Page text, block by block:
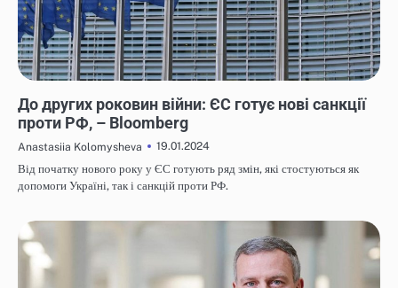
До других роковин війни: ЄС готує нові санкції
проти РФ, – Bloomberg
Anastasiia Kolomysheva
19.01.2024
Від початку нового року у ЄС готують ряд змін, які стостуються як
допомоги Україні, так і санкцій проти РФ.